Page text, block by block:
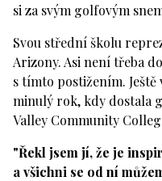
si za svým golfovým
Svou střední školu
Arizony. Asi není třeba
s tímto postižením.
minulý rok, kdy dostala
Valley Community
"Řekl jsem jí, že je
a všichni se od ní